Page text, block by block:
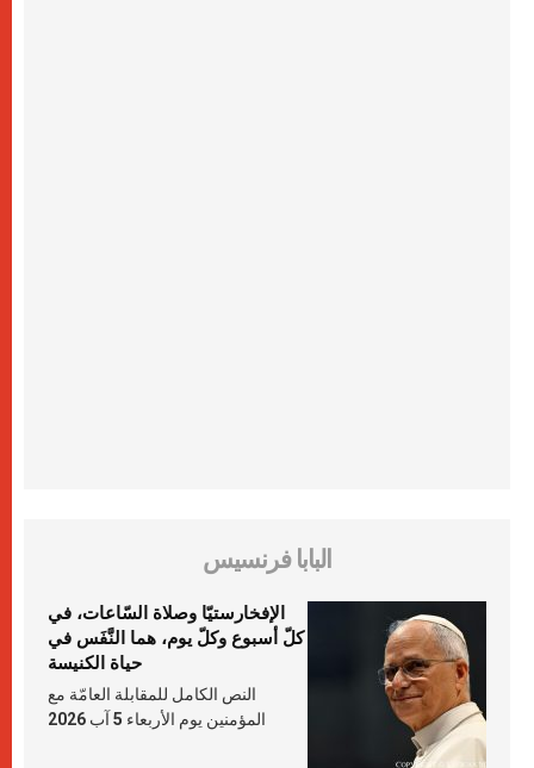
البابا فرنسيس
الإفخارستيّا وصلاة السّاعات، في
كلّ أسبوع وكلّ يوم، هما النَّفَس في
حياة الكنيسة
النص الكامل للمقابلة العامّة مع
المؤمنين يوم الأربعاء 5 آب 2026